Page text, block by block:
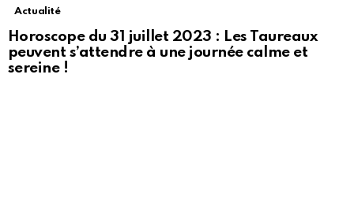
Actualité
Horoscope du 31 juillet 2023 : Les Taureaux
peuvent s’attendre à une journée calme et
sereine !